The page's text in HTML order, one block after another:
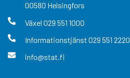
00580 Helsingfors
Växel 029 551 1000
Informationstjänst 029 551 2220
info@stat.fi